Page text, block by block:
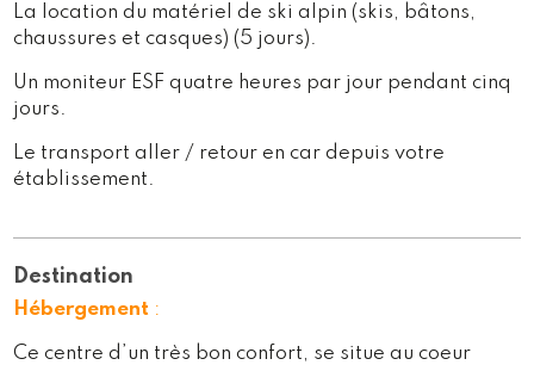
La location du matériel de ski alpin (skis, bâtons,
chaussures et casques) (5 jours).
Un moniteur ESF quatre heures par jour pendant cinq
jours.
Le transport aller / retour en car depuis votre
établissement.
Destination
Hébergement :
Ce centre d’un très bon confort, se situe au coeur